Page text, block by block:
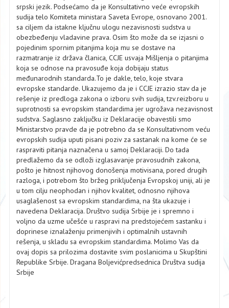
srpski jezik. Podsećamo da je Konsultativno veće evropskih
sudija telo Komiteta ministara Saveta Evrope, osnovano 2001.
sa ciljem da istakne ključnu ulogu nezavisnosti sudstva u
obezbeđenju vladavine prava. Osim što može da se izjasni o
pojedinim spornim pitanjima koja mu se dostave na
razmatranje iz država članica, CCJE usvaja Mišljenja o pitanjima
koja se odnose na pravosuđe koja dobijaju status
međunarodnih standarda.To je dakle, telo, koje stvara
evropske standarde. Ukazujemo da je i CCJE izrazio stav da je
rešenje iz predloga zakona o izboru svih sudija, tzv.reizboru u
suprotnosti sa evropskim standardima jer ugrožava nezavisnost
sudstva. Saglasno zaključku iz Deklaracije obavestili smo
Ministarstvo pravde da je potrebno da se Konsultativnom veću
evropskih sudija uputi pisani poziv za sastanak na kome će se
raspraviti pitanja naznačena u samoj Deklaraciji. Do tada
predlažemo da se odloži izglasavanje pravosudnih zakona,
pošto je hitnost njihovog donošenja motivisana, pored drugih
razloga, i potrebom što bržeg priključenja Evropskoj uniji, ali je
u tom cilju neophodan i njihov kvalitet, odnosno njihova
usaglašenost sa evropskim standardima, na šta ukazuje i
navedena Deklaracija. Društvo sudija Srbije je i spremno i
voljno da uzme učešće u raspravi na predstojećem sastanku i
doprinese iznalaženju primenjivih i optimalnih ustavnih
rešenja, u skladu sa evropskim standardima. Molimo Vas da
ovaj dopis sa prilozima dostavite svim poslanicima u Skupštini
Republike Srbije. Dragana Boljevićpredsednica Društva sudija
Srbije